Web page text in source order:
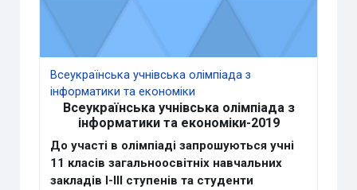
Всеукраїнська учнівська олімпіада з
інформатики та економіки
Всеукраїнська учнівська олімпіада з
інформатики та економіки-2019
До участі в олімпіаді запрошуються учні
11 класів загальноосвітніх навчальних
закладів І-ІІІ ступенів та студенти